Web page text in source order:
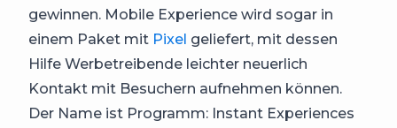
gewinnen. Mobile Experience wird sogar in
einem Paket mit Pixel geliefert, mit dessen
Hilfe Werbetreibende leichter neuerlich
Kontakt mit Besuchern aufnehmen können.
Der Name ist Programm: Instant Experiences